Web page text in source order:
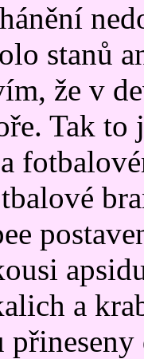
stanů
že v
Tak to
a